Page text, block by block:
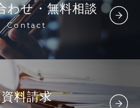
わせ・無料相談
Contact
資料請求